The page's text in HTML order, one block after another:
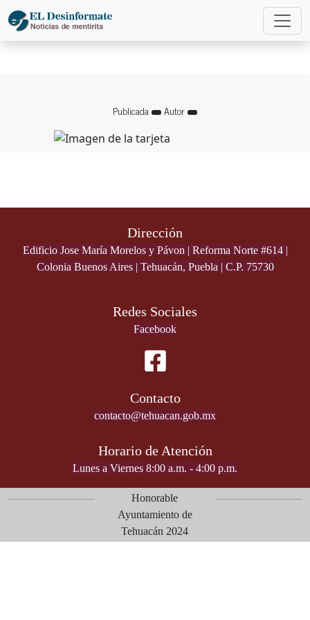
Publicada Autor
Dirección
Edificio Jose María Morelos y Pávon | Reforma Norte #614 |
Colonia Buenos Aires | Tehuacán, Puebla | C.P. 75730
Redes Sociales
Facebook
Contacto
contacto@tehuacan.gob.mx
Horario de Atención
Lunes a Viernes 8:00 a.m. - 4:00 p.m.
Honorable
Ayuntamiento de
Tehuacán 2024